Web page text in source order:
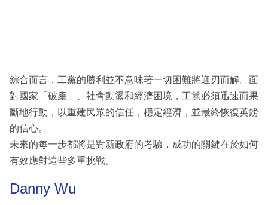
綜合而言，工黨的勝利並不意味著一切困難將迎刃而解。面
對國家「破產」、社會動盪和經濟困境，工黨必須迅速而果
斷地行動，以重建民眾的信任，穩定經濟，並最終恢復英鎊
的信心。
未來的每一步都將是對新政府的考驗，成功的關鍵在於如何
有效應對這些多重挑戰。
Danny Wu